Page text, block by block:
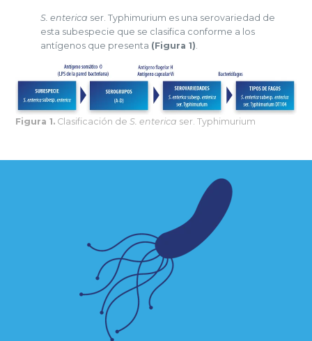
S. enterica ser. Typhimurium es una serovariedad de
esta subespecie que se clasifica conforme a los
antígenos que presenta (Figura 1).
Figura 1. Clasificación deS. enterica ser. Typhimurium